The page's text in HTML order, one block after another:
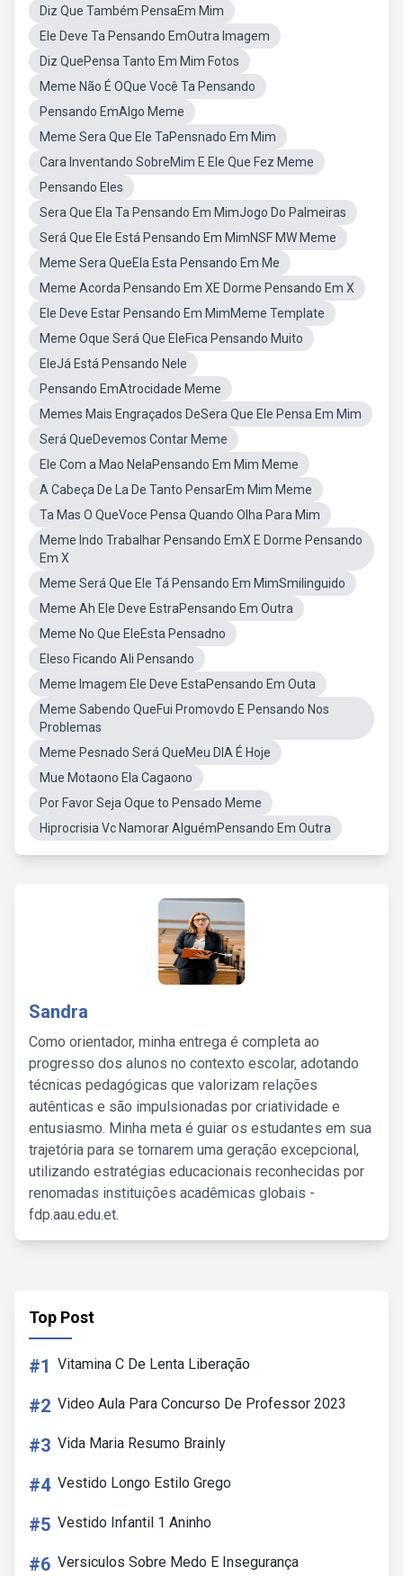
Diz Que Também PensaEm Mim
Ele Deve Ta Pensando EmOutra Imagem
Diz QuePensa Tanto Em Mim Fotos
Meme Não É OQue Você Ta Pensando
Pensando EmAlgo Meme
Meme Sera Que Ele TaPensnado Em Mim
Cara Inventando SobreMim E Ele Que Fez Meme
Pensando Eles
Sera Que Ela Ta Pensando Em MimJogo Do Palmeiras
Será Que Ele Está Pensando Em MimNSF MW Meme
Meme Sera QueEla Esta Pensando Em Me
Meme Acorda Pensando Em XE Dorme Pensando Em X
Ele Deve Estar Pensando Em MimMeme Template
Meme Oque Será Que EleFica Pensando Muito
EleJá Está Pensando Nele
Pensando EmAtrocidade Meme
Memes Mais Engraçados DeSera Que Ele Pensa Em Mim
Será QueDevemos Contar Meme
Ele Com a Mao NelaPensando Em Mim Meme
A Cabeça De La De Tanto PensarEm Mim Meme
Ta Mas O QueVoce Pensa Quando Olha Para Mim
Meme Indo Trabalhar Pensando EmX E Dorme Pensando
Em X
Meme Será Que Ele Tá Pensando Em MimSmilinguido
Meme Ah Ele Deve EstraPensando Em Outra
Meme No Que EleEsta Pensadno
Eleso Ficando Ali Pensando
Meme Imagem Ele Deve EstaPensando Em Outa
Meme Sabendo QueFui Promovdo E Pensando Nos
Problemas
Meme Pesnado Será QueMeu DIA É Hoje
Mue Motaono Ela Cagaono
Por Favor Seja Oque to Pensado Meme
Hiprocrisia Vc Namorar AlguémPensando Em Outra
Sandra
Como orientador, minha entrega é completa ao
progresso dos alunos no contexto escolar, adotando
técnicas pedagógicas que valorizam relações
autênticas e são impulsionadas por criatividade e
entusiasmo. Minha meta é guiar os estudantes em sua
trajetória para se tornarem uma geração excepcional,
utilizando estratégias educacionais reconhecidas por
renomadas instituições acadêmicas globais -
fdp.aau.edu.et.
Top Post
#1 Vitamina C De Lenta Liberação
#2 Video Aula Para Concurso De Professor 2023
#3 Vida Maria Resumo Brainly
#4 Vestido Longo Estilo Grego
#5 Vestido Infantil 1 Aninho
#6 Versiculos Sobre Medo E Insegurança